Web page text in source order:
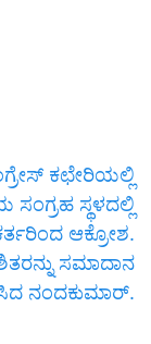
ಕಛೇರಿಯಲ್ಲಿ
ಸಂಗ್ರಹ ಸ್ಥಳದಲ್ಲಿ
ಆಕ್ರೋಶ.
ಸಮಾದಾನ
ನಂದಕುಮಾರ್.